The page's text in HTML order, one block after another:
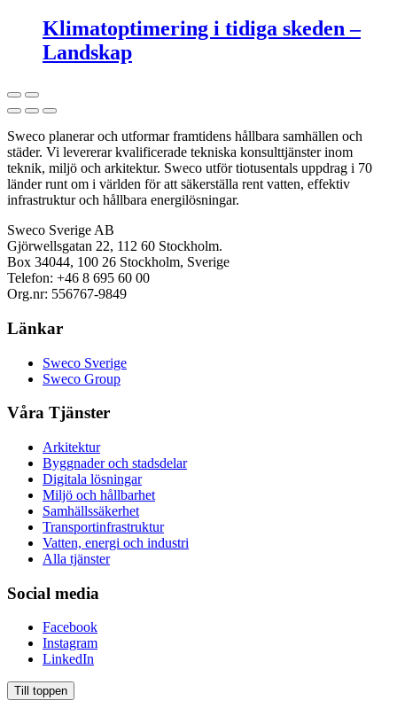
Klimatoptimering i tidiga skeden –
Landskap
Sweco planerar och utformar framtidens hållbara samhällen och
städer. Vi levererar kvalificerade tekniska konsulttjänster inom
teknik, miljö och arkitektur. Sweco utför tiotusentals uppdrag i 70
länder runt om i världen för att säkerställa rent vatten, effektiv
infrastruktur och hållbara energilösningar.
Sweco Sverige AB
Gjörwellsgatan 22, 112 60 Stockholm.
Box 34044, 100 26 Stockholm, Sverige
Telefon: +46 8 695 60 00
Org.nr: 556767-9849
Länkar
Sweco Sverige
Sweco Group
Våra Tjänster
Arkitektur
Byggnader och stadsdelar
Digitala lösningar
Miljö och hållbarhet
Samhällssäkerhet
Transportinfrastruktur
Vatten, energi och industri
Alla tjänster
Social media
Facebook
Instagram
LinkedIn
Till toppen